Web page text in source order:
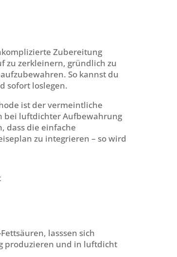
Zubereitung
zu zerkleinern, gründlich zu
So kannst du
sofort loslegen.
ist der vermeintliche
bei luftdichter Aufbewahrung
dass die einfache
zu integrieren – so wird
lasssen sich
produzieren und in luftdicht